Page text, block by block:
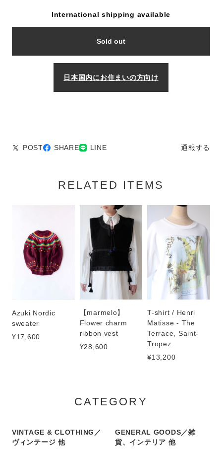
International shipping available
Sold out
日本国内にお住まいの方向け
POST SHARE LINE 通報する
RELATED ITEMS
Azuki Nordic
sweater
¥17,600
【marmelo】
Flower charm
ribbon vest
¥28,600
T-shirt / Henri
Matisse - The
Terrace, Saint-
Tropez
¥13,200
CATEGORY
VINTAGE & CLOTHING／
ヴィンテージ 他
GENERAL GOODS／雑
貨、インテリア 他